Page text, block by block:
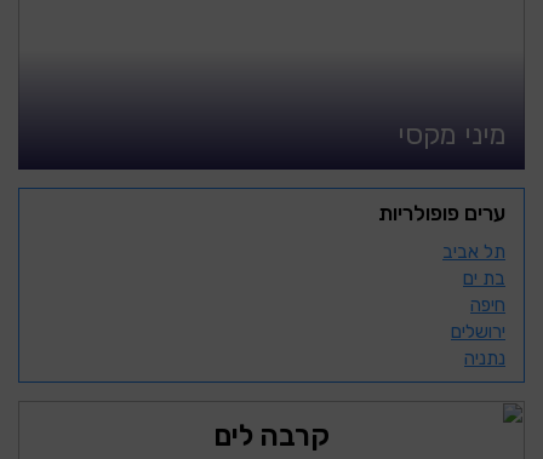
מיני מקסי
ערים פופולריות
תל אביב
בת ים
חיפה
ירושלים
נתניה
קרבה לים